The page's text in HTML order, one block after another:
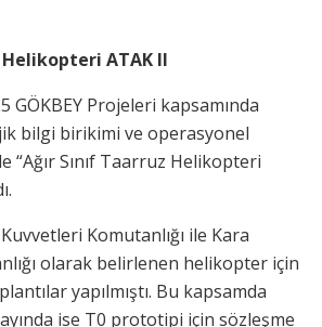
Helikopteri ATAK II
GÖKBEY Projeleri kapsamında
bilgi birikimi ve operasyonel
“Ağır Sınıf Taarruz Helikopteri
Kuvvetleri Komutanlığı ile Kara
olarak belirlenen helikopter için
yapılmıştı. Bu kapsamda
ayında ise T0 prototipi için sözleşme